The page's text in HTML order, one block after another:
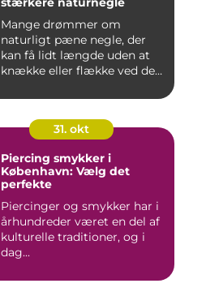
Mange drømmer om
naturligt pæne negle, der
kan få lidt længde uden at
knække eller flække ved den
31. okt
Piercing smykker i
København: Vælg det
perfekte
Piercinger og smykker har i
århundreder været en del af
kulturelle traditioner, og i
dag...